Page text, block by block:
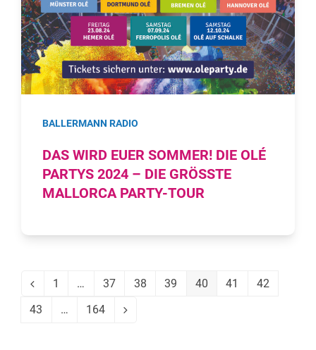
BALLERMANN RADIO
DAS WIRD EUER SOMMER! DIE OLÉ
PARTYS 2024 – DIE GRÖSSTE M
ALLORCA PARTY-TOUR
Vorheriger
Seite
1 … Seite
37 Seite
38 Seite
39 Seite
40 Seite
41 Seite
42
Seite
43 … Seite
164 Vorwärts